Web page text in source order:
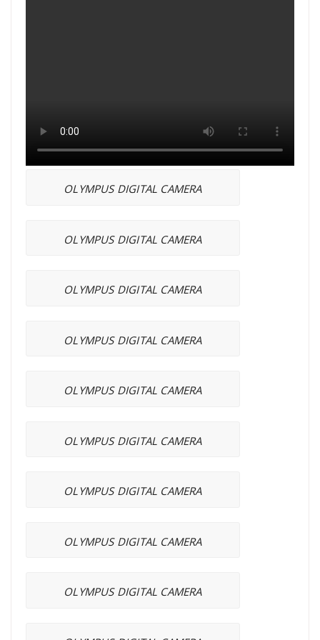
OLYMPUS DIGITAL CAMERA
OLYMPUS DIGITAL CAMERA
OLYMPUS DIGITAL CAMERA
OLYMPUS DIGITAL CAMERA
OLYMPUS DIGITAL CAMERA
OLYMPUS DIGITAL CAMERA
OLYMPUS DIGITAL CAMERA
OLYMPUS DIGITAL CAMERA
OLYMPUS DIGITAL CAMERA